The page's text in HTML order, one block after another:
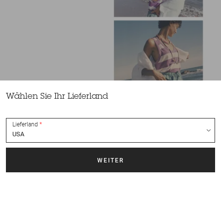
Wählen Sie Ihr Lieferland
Lieferland